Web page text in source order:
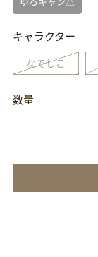
キャラクター
なでしこ
数量